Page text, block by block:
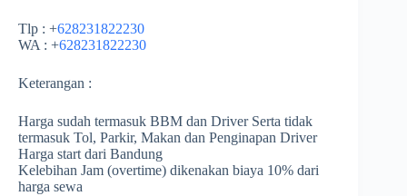
Tlp : +628231822230
WA : +628231822230
Keterangan :
Harga sudah termasuk BBM dan Driver Serta tidak
termasuk Tol, Parkir, Makan dan Penginapan Driver
Harga start dari Bandung
Kelebihan Jam (overtime) dikenakan biaya 10% dari
harga sewa